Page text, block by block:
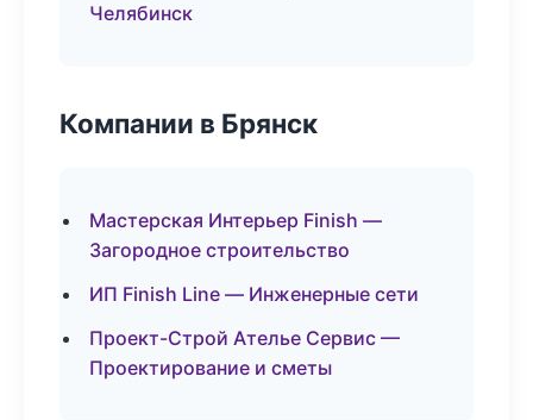
Челябинск
Компании в Брянск
Мастерская Интерьер Finish —
Загородное строительство
ИП Finish Line — Инженерные сети
Проект-Строй Ателье Сервис —
Проектирование и сметы